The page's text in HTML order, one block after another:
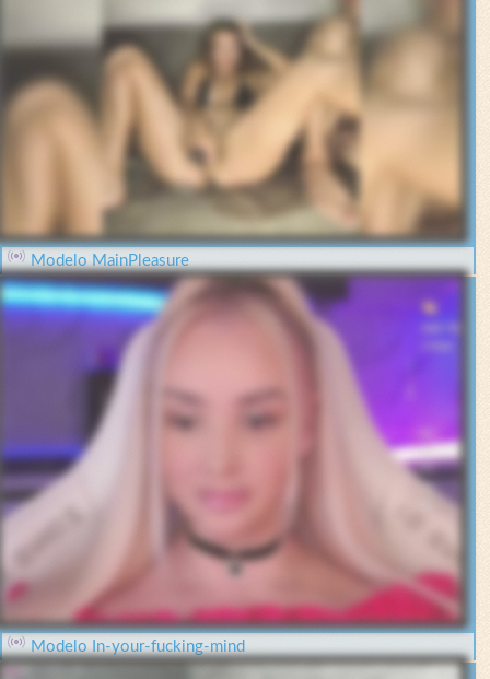
Modelo MainPleasure
Modelo In-your-fucking-mind